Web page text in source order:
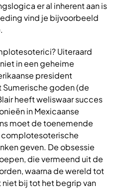
er al inherent aan is
vind je bijvoorbeeld
Uiteraard
in een geheime
president
goden (de
heeft weliswaar succes
in Mexicaanse
moet de toenemende
complotesoterische
geven. De obsessie
die vermeend uit de
waarna de wereld tot
bij tot het begrip van